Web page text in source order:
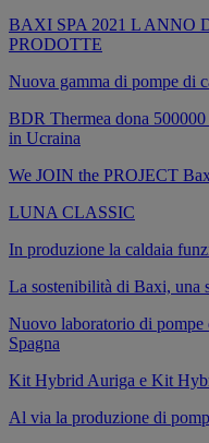
BAXI SPA 2021 L ANNO
PRODOTTE
Nuova gamma di pompe di
BDR Thermea dona
in Ucraina
We JOIN the PROJECT
LUNA CLASSIC
In produzione la caldaia
La sostenibilità di Baxi, una
Nuovo laboratorio di
Spagna
Kit Hybrid Auriga e Kit
Al via la produzione di